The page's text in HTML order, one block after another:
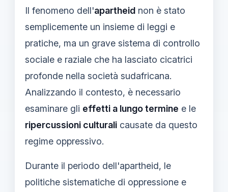
Il fenomeno dell'apartheid non è stato
semplicemente un insieme di leggi e
pratiche, ma un grave sistema di controllo
sociale e raziale che ha lasciato cicatrici
profonde nella società sudafricana.
Analizzando il contesto, è necessario
esaminare gli effetti a lungo termine e le
ripercussioni culturali causate da questo
regime oppressivo.
Durante il periodo dell'apartheid, le
politiche sistematiche di oppressione e